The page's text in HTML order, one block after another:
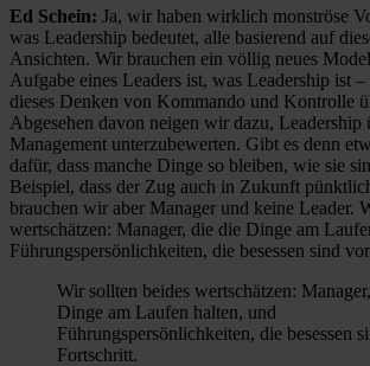
Ed Schein: Ja, wir haben wirklich monströse
was Leadership bedeutet, alle basierend auf
Ansichten. Wir brauchen ein völlig neues
Aufgabe eines Leaders ist, was Leadership ist
dieses Denken von Kommando und Kontrolle
Abgesehen davon neigen wir dazu, Leadership
Management unterzubewerten. Gibt es denn
dafür, dass manche Dinge so bleiben, wie sie
Beispiel, dass der Zug auch in Zukunft
brauchen wir aber Manager und keine Leader.
wertschätzen: Manager, die die Dinge am
Führungspersönlichkeiten, die besessen sind
Wir sollten beides wertschätzen:
Dinge am Laufen halten, und
Führungspersönlichkeiten, die besessen
Fortschritt.